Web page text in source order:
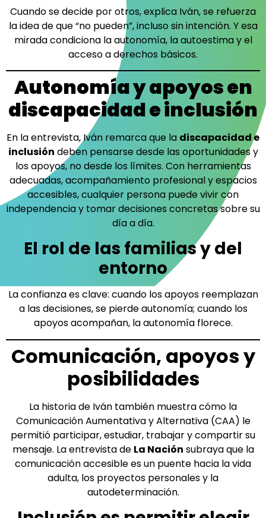
Cuando se decide por otros, explica Iván, se refuerza
la idea de que “no pueden”, incluso sin intención. Y esa
mirada condiciona la autonomía, la autoestima y el
acceso a derechos básicos.
Autonomía y apoyos en
discapacidad e inclusión
En la entrevista, Iván remarca que la discapacidad e
inclusión deben pensarse desde las oportunidades y
los apoyos, no desde los límites. Con herramientas
adecuadas, acompañamiento profesional y espacios
accesibles, cualquier persona puede vivir con
independencia y tomar decisiones concretas sobre su
día a día.
El rol de las familias y del
entorno
La confianza es clave: cuando los apoyos reemplazan
a las decisiones, se pierde autonomía; cuando los
apoyos acompañan, la autonomía florece.
Comunicación, apoyos y
posibilidades
La historia de Iván también muestra cómo la
Comunicación Aumentativa y Alternativa (CAA) le
permitió participar, estudiar, trabajar y compartir su
mensaje. La entrevista de La Nación subraya que la
comunicación accesible es un puente hacia la vida
adulta, los proyectos personales y la
autodeterminación.